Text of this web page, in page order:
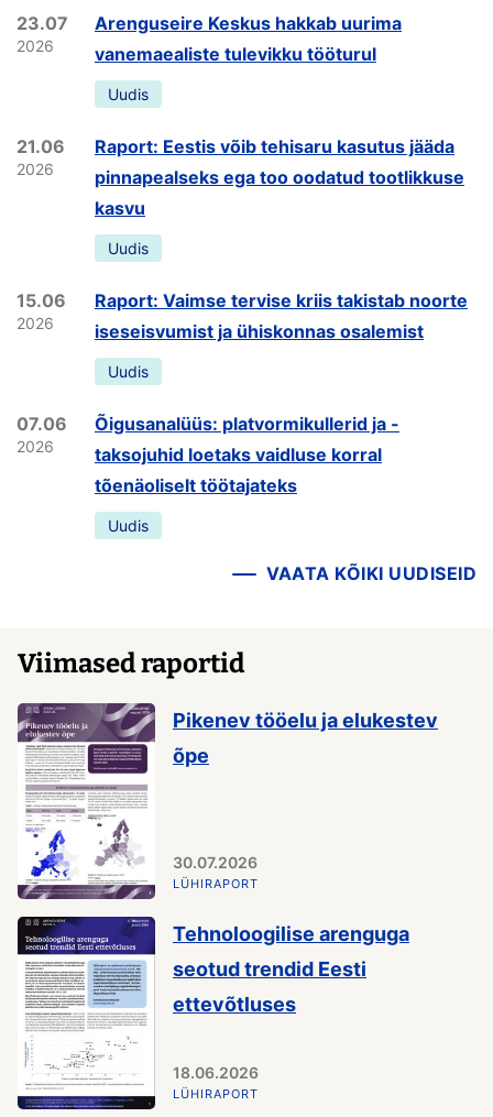
23.07
2026
Arenguseire Keskus hakkab uurima
vanemaealiste tulevikku tööturul
Uudis
21.06
2026
Raport: Eestis võib tehisaru kasutus jääda
pinnapealseks ega too oodatud tootlikkuse
kasvu
Uudis
15.06
2026
Raport: Vaimse tervise kriis takistab noorte
iseseisvumist ja ühiskonnas osalemist
Uudis
07.06
2026
Õigusanalüüs: platvormikullerid ja -
taksojuhid loetaks vaidluse korral
tõenäoliselt töötajateks
Uudis
VAATA KÕIKI UUDISEID
Viimased raportid
Pikenev tööelu ja elukestev
õpe
30.07.2026
LÜHIRAPORT
Tehnoloogilise arenguga
seotud trendid Eesti
ettevõtluses
18.06.2026
LÜHIRAPORT